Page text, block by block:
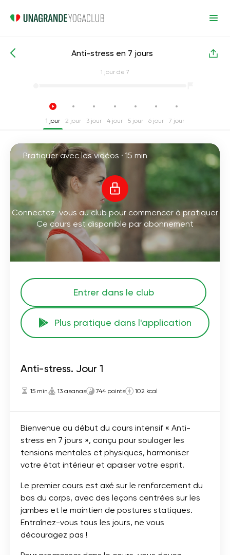
Cours de yoga intensifs Anti-stress
Anti-stress en 7 jours
1 jour de 7
1 jour 2 jour 3 jour 4 jour 5 jour 6 jour 7 jour
Pratiquer avec les vidéos · 15 min
Connectez-vous au club pour commencer à pratiquer
Ce cours est disponible par abonnement
Entrer dans le club
Plus pratique dans l'application
Anti-stress. Jour 1
15 min 13 asanas 744 points 102 kcal
Bienvenue au début du cours intensif « Anti-
stress en 7 jours », conçu pour soulager les
tensions mentales et physiques, harmoniser
votre état intérieur et apaiser votre esprit.
Le premier cours est axé sur le renforcement du
bas du corps, avec des leçons centrées sur les
jambes et le maintien de postures statiques.
Entraînez-vous tous les jours, ne vous
découragez pas !